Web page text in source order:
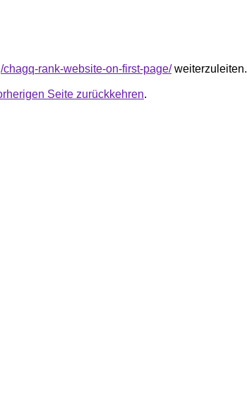
chagq-rank-website-on-first-page/weiterzuleiten.
Seite zurückkehren.